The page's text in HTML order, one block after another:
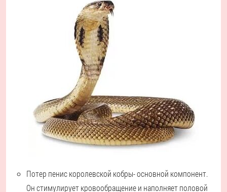
Потер пенис королевской кобры- основной компонент.
Он стимулирует кровообращение и наполняет половой